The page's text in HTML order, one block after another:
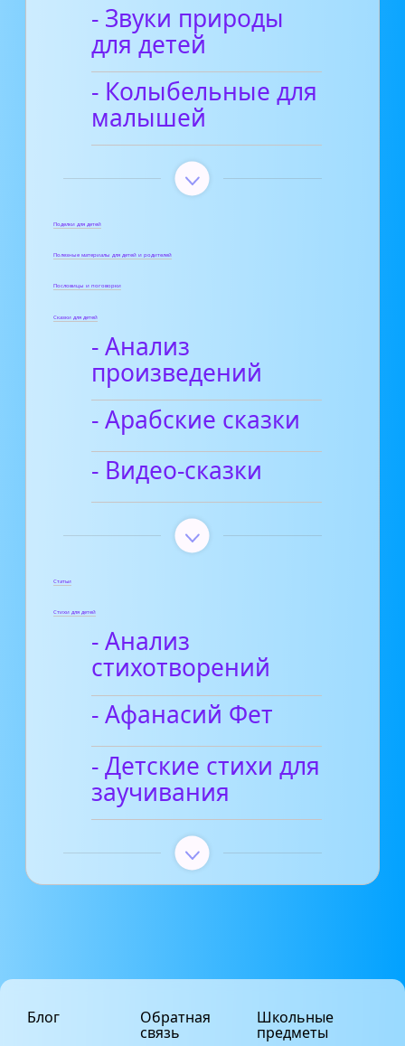
- Звуки природы
для детей
- Колыбельные для
малышей
Поделки для детей
Полезные материалы для детей и родителей
Пословицы и поговорки
Сказки для детей
- Анализ
произведений
- Арабские сказки
- Видео-сказки
Статьи
Стихи для детей
- Анализ
стихотворений
- Афанасий Фет
- Детские стихи для
заучивания
Блог Обратная
связь
Школьные
предметы